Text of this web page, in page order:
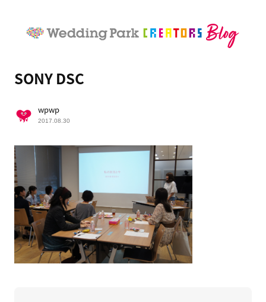
SONY DSC
wpwp
2017.08.30